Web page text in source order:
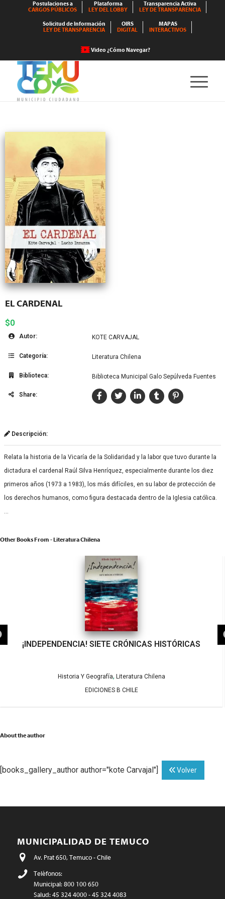
Postulaciones a
CARGOS PÚBLICOS
Plataforma
LEY DEL LOBBY
Transparencia Activa
LEY DE TRANSPARENCIA
Solicitud de Información
LEY DE TRANSPARENCIA
OIRS
DIGITAL
MAPAS
INTERACTIVOS
Video ¿Cómo Navegar?
EL CARDENAL
$0
Autor: KOTE CARVAJAL
Categoría: Literatura Chilena
Biblioteca: Biblioteca Municipal Galo Sepúlveda Fuentes
Share:
Descripción:
Relata la historia de la Vicaría de la Solidaridad y la labor que tuvo durante la
dictadura el cardenal Raúl Silva Henríquez, especialmente durante los diez
primeros años (1973 a 1983), los más difíciles, en su labor de protección de
los derechos humanos, como figura destacada dentro de la Iglesia católica.
…
Other Books From - Literatura Chilena
¡INDEPENDENCIA! SIETE CRÓNICAS HISTÓRICAS
Historia Y Geografía, Literatura Chilena
EDICIONES B CHILE
About the author
[books_gallery_author author="kote Carvajal"] Volver
MUNICIPALIDAD DE TEMUCO
Av. Prat 650, Temuco - Chile
Teléfonos:
Municipal: 800 100 650
Salud: 45 324 4000 - 45 324 4083